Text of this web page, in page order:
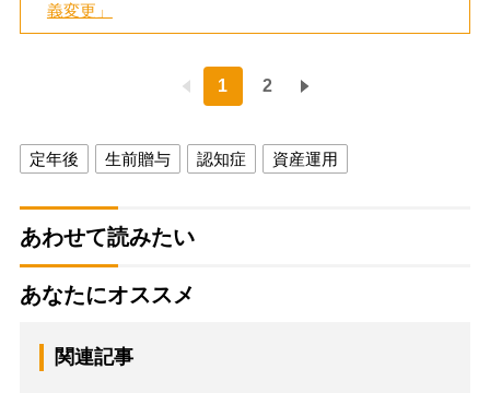
義変更」
1 2
定年後 生前贈与 認知症 資産運用
あわせて読みたい
あなたにオススメ
関連記事